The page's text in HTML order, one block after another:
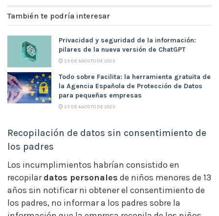
También te podría interesar
Privacidad y seguridad de la información:
pilares de la nueva versión de ChatGPT
29 DE AGOSTO DE 2023
Todo sobre Facilita: la herramienta gratuita de
la Agencia Española de Protección de Datos
para pequeñas empresas
23 DE AGOSTO DE 2023
Recopilación de datos sin consentimiento de
los padres
Los incumplimientos habrían consistido en
recopilardatos personales de niños menores de 13
años sin notificar ni obtener el consentimiento de
los padres, no informar a los padres sobre la